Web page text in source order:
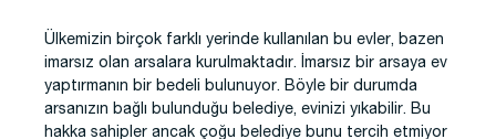
Ülkemizin birçok farklı yerinde kullanılan bu evler, bazen
imarsız olan arsalara kurulmaktadır. İmarsız bir arsaya ev
yaptırmanın bir bedeli bulunuyor. Böyle bir durumda
arsanızın bağlı bulunduğu belediye, evinizi yıkabilir. Bu
hakka sahipler ancak çoğu belediye bunu tercih etmiyor